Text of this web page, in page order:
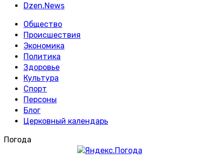
Dzen.News
Общество
Происшествия
Экономика
Политика
Здоровье
Культура
Спорт
Персоны
Блог
Церковный календарь
Погода